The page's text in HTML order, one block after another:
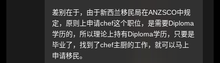
差别在于，由于新西兰移民局在ANZSCO中规
定，原则上申请chef这个职位，是需要Diploma
学历的，所以理论上持有Diploma学历，只要是
毕业了，找到了chef主厨的工作，就可以马上
申请移民。